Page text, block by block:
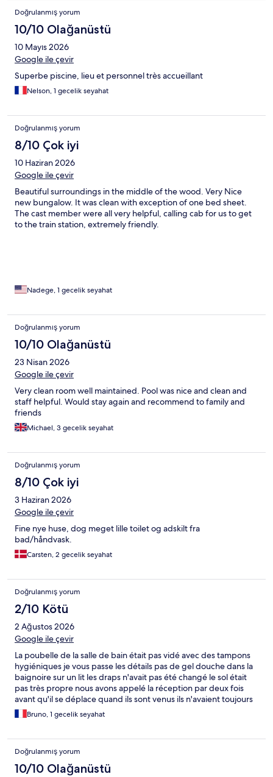
Doğrulanmış yorum
10/10 Olağanüstü
10 Mayıs 2026
Google ile çevir
Superbe piscine, lieu et personnel très accueillant
Nelson, 1 gecelik seyahat
Doğrulanmış yorum
8/10 Çok iyi
10 Haziran 2026
Google ile çevir
Beautiful surroundings in the middle of the wood. Very Nice
new bungalow. It was clean with exception of one bed sheet.
The cast member were all very helpful, calling cab for us to get
to the train station, extremely friendly.
Nadege, 1 gecelik seyahat
Doğrulanmış yorum
10/10 Olağanüstü
23 Nisan 2026
Google ile çevir
Very clean room well maintained. Pool was nice and clean and
staff helpful. Would stay again and recommend to family and
friends
Michael, 3 gecelik seyahat
Doğrulanmış yorum
8/10 Çok iyi
3 Haziran 2026
Google ile çevir
Fine nye huse, dog meget lille toilet og adskilt fra
bad/håndvask.
Carsten, 2 gecelik seyahat
Doğrulanmış yorum
2/10 Kötü
2 Ağustos 2026
Google ile çevir
La poubelle de la salle de bain était pas vidé avec des tampons
hygiéniques je vous passe les détails pas de gel douche dans la
baignoire sur un lit les draps n'avait pas été changé le sol était
pas très propre nous avons appelé la réception par deux fois
avant qu'il se déplace quand ils sont venus ils n'avaient toujours
pas changé la poubelle la qualité de service est à revoir
dommage
Bruno, 1 gecelik seyahat
Doğrulanmış yorum
10/10 Olağanüstü